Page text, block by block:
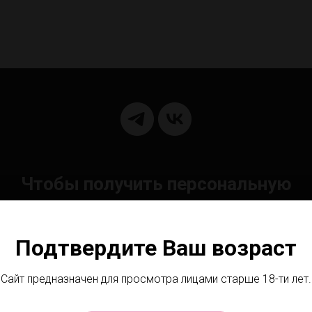
Подтвердите Ваш возраст
Сайт предназначен для просмотра лицами старше 18-ти лет.
позвоните или
Телефон: +7 (930) 070-99-88